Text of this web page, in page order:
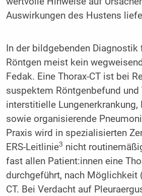
Auswirkungen des Hustens
In der bildgebenden
Röntgen meist kein
Fedak. Eine Thorax-CT ist bei
suspektem Röntgenbefund und
interstitielle Lungenerkrankung,
sowie organisierende
Praxis wird in spezialisierten
ERS-Leitlinie3 nicht
fast allen Patient:innen eine
durchgeführt, nach Möglichkeit
CT. Bei Verdacht auf